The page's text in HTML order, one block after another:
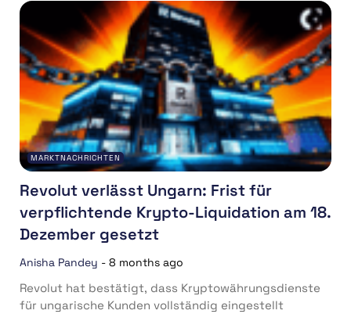
MARKTNACHRICHTEN
Revolut verlässt Ungarn: Frist für
verpflichtende Krypto-Liquidation am 18.
Dezember gesetzt
Anisha Pandey - 8 months ago
Revolut hat bestätigt, dass Kryptowährungsdienste
für ungarische Kunden vollständig eingestellt